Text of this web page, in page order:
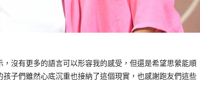
沒有更多的語言可以形容我的感受，但還是希望思縈能順
子們雖然心底沉重也接納了這個現實，也感謝跑友們這些